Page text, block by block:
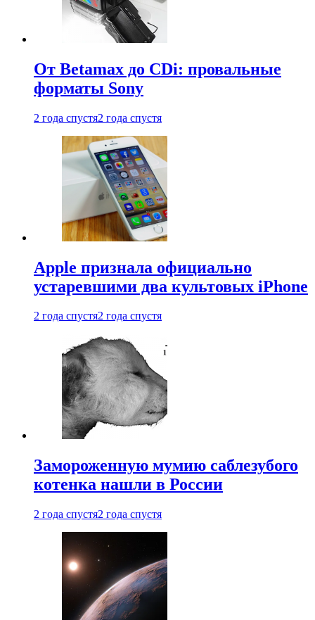
От Betamax до CDi: провальные
форматы Sony
2 года спустя2 года спустя
Apple признала официально
устаревшими два культовых iPhone
2 года спустя2 года спустя
Замороженную мумию саблезубого
котенка нашли в России
2 года спустя2 года спустя